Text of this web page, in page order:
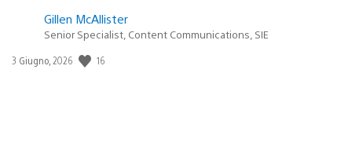
Gillen McAllister
Senior Specialist, Content Communications, SIE
Data
3 Giugno, 2026 16